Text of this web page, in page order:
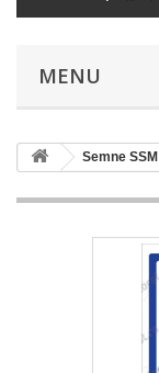
MENU
Semne SSM